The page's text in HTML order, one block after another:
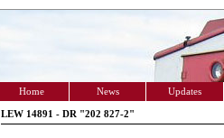
Home News Updates
LEW 14891 - DR "202 827-2"